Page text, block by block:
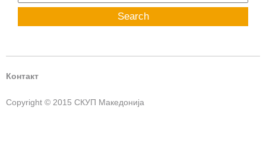
for:
Контакт
Copyright © 2015 СКУП Македонија